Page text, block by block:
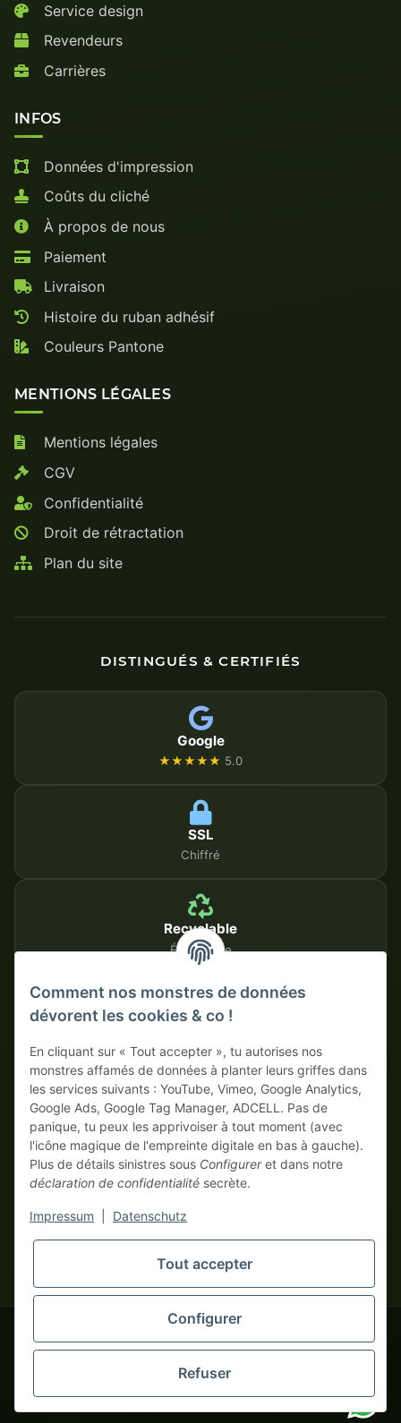
Service design
Revendeurs
Carrières
INFOS
Données d'impression
Coûts du cliché
À propos de nous
Paiement
Livraison
Histoire du ruban adhésif
Couleurs Pantone
MENTIONS LÉGALES
Mentions légales
CGV
Confidentialité
Droit de rétractation
Plan du site
DISTINGUÉS & CERTIFIÉS
Google
★★★★★ 5.0
SSL
Chiffré
Recyclable
Écologique
MÉTHODES DE PAIEMENT SÉCURISÉES
Sur facture Paiement anticipé avec escompte
vrais monstres business commandent ! Vente uniquement aux
entrepreneurs (§ 14 BGB), aucun client particulier (§ 13 BGB).
Les prix en devises étrangères sont indicatifs et se basent sur le
taux de change actuel. La devise contractuelle est l'euro (EUR).
© 2020-2026 tapemonster - Tous droits réservés. Design by
Des milliers de clients satisfaits depuis 2020
Comment nos monstres de données
dévorent les cookies & co !
En cliquant sur « Tout accepter », tu autorises nos
monstres affamés de données à planter leurs griffes dans
les services suivants : YouTube, Vimeo, Google Analytics,
Google Ads, Google Tag Manager, ADCELL. Pas de
panique, tu peux les apprivoiser à tout moment (avec
l'icône magique de l'empreinte digitale en bas à gauche).
Plus de détails sinistres sous Configureret dans notre
déclaration de confidentialité secrète.
Impressum Datenschutz
Tout accepter
Configurer
Refuser